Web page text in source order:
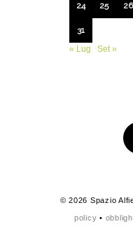
24 25 26
31
« Lug
Set »
© 2026 Spazio
policy •